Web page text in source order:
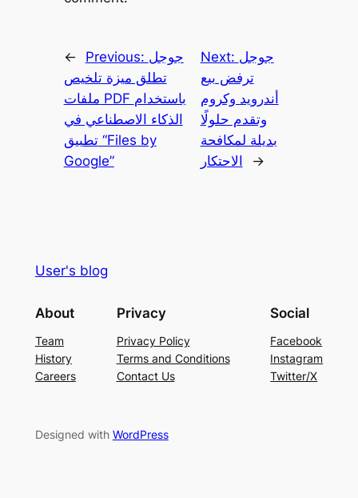
← Previous: جوجل
تطلق ميزة تلخيص
ملفات PDF باستخدام
الذكاء الاصطناعي في
تطبيق “Files by
Google”
Next: جوجل
ترفض بيع
أندرويد وكروم
وتقدم حلولًا
بديلة لمكافحة
الاحتكار
→
User's blog
About
Team
History
Careers
Privacy
Privacy Policy
Terms and Conditions
Contact Us
Social
Facebook
Instagram
Twitter/X
Designed with WordPress